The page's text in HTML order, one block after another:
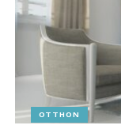
OTTHON